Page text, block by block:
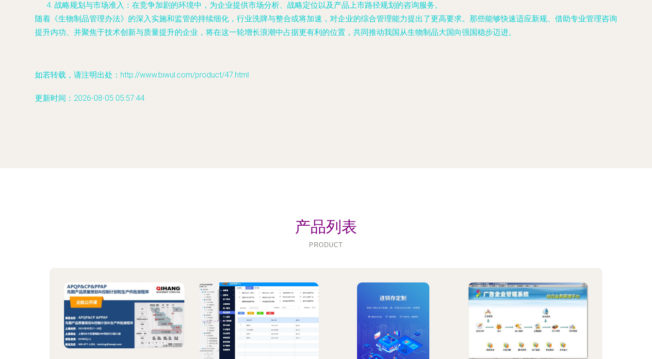
战略规划与市场准入 ：在竞争加剧的环境中，为企业提供市场分析、战略定位以及产品上市路径规划的咨询服务。
随着《生物制品管理办法》的深入实施和监管的持续细化，行业洗牌与整合或将加速，对企业的综合管理能力提出了更高要求。那些能够快速适应新规、借助专业管理咨询
提升内功、并聚焦于技术创新与质量提升的企业，将在这一轮增长浪潮中占据更有利的位置，共同推动我国从生物制品大国向强国稳步迈进。
如若转载，请注明出处：http://www.biwul.com/product/47.html
更新时间：2026-08-05 05:57:44
产品列表
PRODUCT